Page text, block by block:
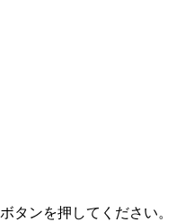
タンを押してください。